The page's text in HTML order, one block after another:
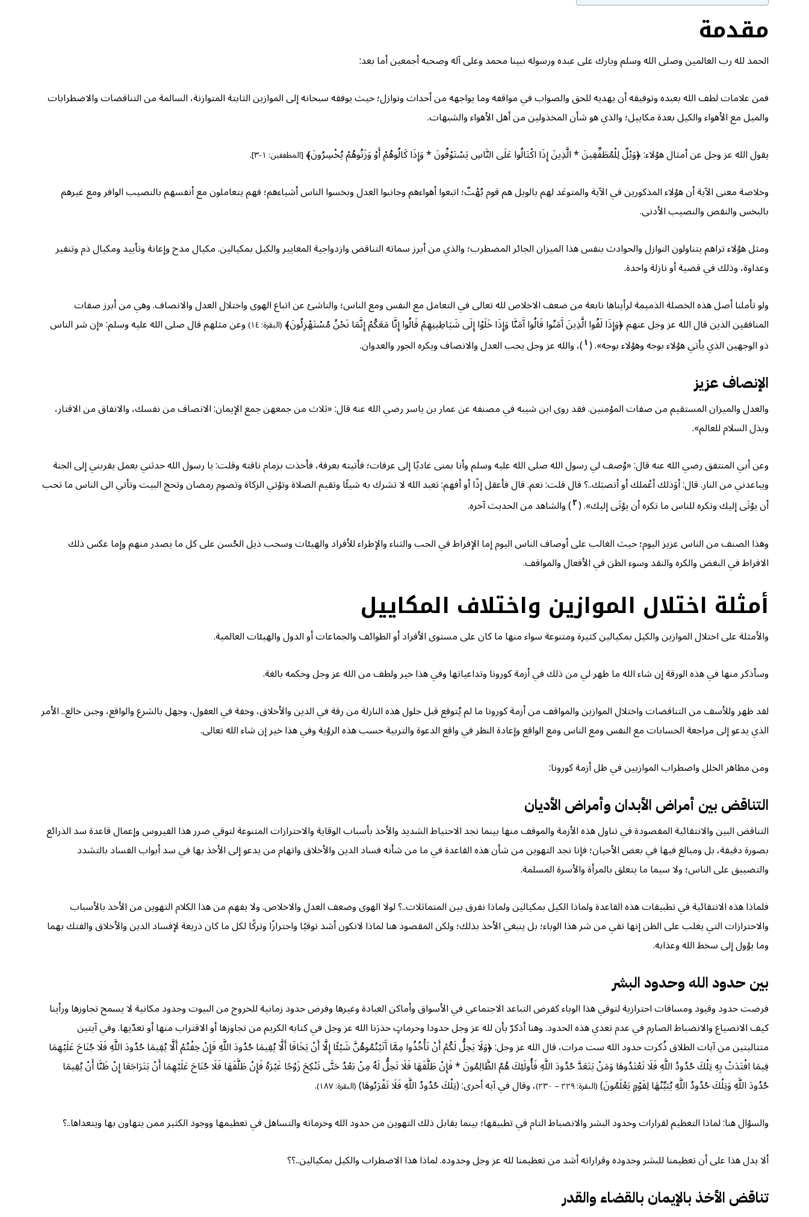
مقدمة
الحمد لله رب العالمين وصلى الله وسلم وبارك على عبده ورسوله نبينا محمد وعلى آله وصحبه أجمعين أما بعد:
فمن علامات لطف الله بعبده وتوفيقه أن يهديه للحق والصواب في مواقفه وما يواجهه من أحداث ونوازل؛ حيث يوفقه سبحانه إلى الموازين الثابتة المتوازنة، السالمة من التناقضات والاضطرابات
والميل مع الأهواء والكيل بعدة مكاييل؛ والذي هو شأن المخذولين من أهل الأهواء والشبهات.
يقول الله عز وجل عن أمثال هؤلاء: ﴿وَيْلٌ لِلْمُطَفِّفِينَ * الَّذِينَ إِذَا اكْتَالُوا عَلَى النَّاسِ يَسْتَوْفُونَ * وَإِذَا كَالُوهُمْ أَوْ وَزَنُوهُمْ يُخْسِرُونَ﴾[المطففين: ١-٣]
.
وخلاصة معنى الآية أن هؤلاء المذكورين في الآية والمتوعَد لهم بالويل هم قوم بُهْتٌ؛ اتبعوا أهواءهم وجانبوا العدل وبخسوا الناس أشياءهم؛ فهم يتعاملون مع أنفسهم بالنصيب الوافر ومع غيرهم
بالبخس والنقص والنصيب الأدنى.
ومثل هؤلاء تراهم يتناولون النوازل والحوادث بنفس هذا الميزان الجائر المضطرب؛ والذي من أبرز سماته التناقض وازدواجية المعايير والكيل بمكيالين. مكيال مدح وإعانة وتأييد ومكيال ذم وتنفير
وعداوة، وذلك في قضية أو نازلة واحدة.
ولو تأملنا أصل هذه الخصلة الذميمة لرأيناها نابعة من ضعف الاخلاص لله تعالى في التعامل مع النفس ومع الناس؛ والناشئ عن اتباع الهوى واختلال العدل والانصاف. وهي من أبرز صفات
المنافقين الذين قال الله عز وجل عنهم ﴿وَإِذَا لَقُوا الَّذِينَ آَمَنُوا قَالُوا آَمَنَّا وَإِذَا خَلَوْا إِلَى شَيَاطِينِهِمْ قَالُوا إِنَّا مَعَكُمْ إِنَّمَا نَحْنُ مُسْتَهْزِئُونَ﴾(البقرة: ١٤)
وعن مثلهم قال صلى الله عليه وسلم: «إن شر الناس
ذو الوجهين الذي يأتي هؤلاء بوجه وهؤلاء بوجه». (١)، والله عز وجل يحب العدل والانصاف ويكره الجور والعدوان.
الإنصاف عزيز
والعدل والميزان المستقيم من صفات المؤمنين. فقد روى ابن شيبه في مصنفه عن عمار بن ياسر رضي الله عنه قال: «ثلاث من جمعهن جمع الإيمان: الانصاف من نفسك، والانفاق من الاقتار،
وبذل السلام للعالم».
وعن أبي المنتفق رضي الله عنه قال: «وُصف لي رسول الله صلى الله عليه وسلم وأنا بمنى غاديًا إلى عرفات؛ فأتيته بعرفة، فأخذت بزمام ناقته وقلت: يا رسول الله حدثني بعمل يقربني إلى الجنة
ويباعدني من النار. قال: أوَذلك أعْملك أو أنصبَك..؟ قال قلت: نعم. قال فأعقل إذًا أو أفهم: تعبد الله لا تشرك به شيئًا وتقيم الصلاة وتؤتي الزكاة وتصوم رمضان وتحج البيت وتأتي الى الناس ما تحب
أن يؤتَى إليك وتكره للناس ما تكره أن يؤتَى إليك». (٢) والشاهد من الحديث آخره.
وهذا الصنف من الناس عزيز اليوم؛ حيث الغالب على أوصاف الناس اليوم إما الإفراط في الحب والثناء والإطراء للأفراد والهيئات وسحب ذيل الحُسن على كل ما يصدر منهم وإما عكس ذلك
الافراط في البغض والكره والنقد وسوء الظن في الأفعال والمواقف.
أمثلة اختلال الموازين واختلاف المكاييل
والأمثلة على اختلال الموازين والكيل بمكيالين كثيرة ومتنوعة سواء منها ما كان على مستوى الأفراد أو الطوائف والجماعات أو الدول والهيئات العالمية.
وسأذكر منها في هذه الورقة إن شاء الله ما ظهر لي من ذلك في أزمة كورونا وتداعياتها وفي هذا خير ولطف من الله عز وجل وحكمه بالغة.
لقد ظهر وللأسف من التناقضات واختلال الموازين والمواقف من أزمة كورونا ما لم يُتوقع قبل حلول هذه النازلة من رقة في الدين والأخلاق، وخفة في العقول، وجهل بالشرع والواقع، وجبن خالع.. الأمر
الذي يدعو إلى مراجعة الحسابات مع النفس ومع الناس ومع الواقع وإعادة النظر في واقع الدعوة والتربية حسب هذه الرؤية وفي هذا خير إن شاء الله تعالى.
ومن مظاهر الخلل واضطراب الموازيين في ظل أزمة كورونا:
التناقض بين أمراض الأبدان وأمراض الأديان
التناقض البين والانتقائية المقصودة في تناول هذه الأزمة والموقف منها بينما نجد الاحتياط الشديد والأخذ بأسباب الوقاية والاحترازات المتنوعة لتوقي ضرر هذا الفيروس وإعمال قاعدة سد الذرائع
بصورة دقيقة، بل ومبالغ فيها في بعض الأحيان؛ فإنا نجد التهوين من شأن هذه القاعدة في ما من شأنه فساد الدين والأخلاق واتهام من يدعو إلى الأخذ بها في سد أبواب الفساد بالتشدد
والتضييق على الناس؛ ولا سيما ما يتعلق بالمرأة والأسرة المسلمة.
فلماذا هذه الانتقائية في تطبيقات هذه القاعدة ولماذا الكيل بمكيالين ولماذا نفرق بين المتماثلات..؟ لولا الهوى وضعف العدل والاخلاص. ولا يفهم من هذا الكلام التهوين من الأخذ بالأسباب
والاحترازات التي يغلب على الظن إنها تقي من شر هذا الوباء؛ بل ينبغي الأخذ بذلك؛ ولكن المقصود هنا لماذا لانكون أشد توقيًا واحترازًا وتركًا لكل ما كان ذريعة لإفساد الدين والأخلاق والفتك بهما
وما يؤول إلى سخط الله وعذابه.
بين حدود الله وحدود البشر
فرضت حدود وقيود ومسافات احترازية لتوقي هذا الوباء كفرض التباعد الاجتماعي في الأسواق وأماكن العبادة وغيرها وفرض حدود زمانية للخروج من البيوت وحدود مكانية لا يسمح تجاوزها ورأينا
كيف الانصياع والانضباط الصارم في عدم تعدي هذه الحدود. وهنا أذكرّ بأن لله عز وجل حدودا وحرماتٍ حذرَنا الله عز وجل في كتابه الكريم من تجاوزها أو الاقتراب منها أو تعدّيها. وفي آيتين
متتاليتين من آيات الطلاق ذُكرت حدود الله ست مرات، قال الله عز وجل: ﴿وَلَا يَحِلُّ لَكُمْ أَنْ تَأْخُذُوا مِمَّا آَتَيْتُمُوهُنَّ شَيْئًا إِلَّا أَنْ يَخَافَا أَلَّا يُقِيمَا حُدُودَ اللَّهِ فَإِنْ خِفْتُمْ أَلَّا يُقِيمَا حُدُودَ اللَّهِ فَلَا جُنَاحَ عَلَيْهِمَا
فِيمَا افْتَدَتْ بِهِ تِلْكَ حُدُودُ اللَّهِ فَلَا تَعْتَدُوهَا وَمَنْ يَتَعَدَّ حُدُودَ اللَّهِ فَأُولَئِكَ هُمُ الظَّالِمُونَ * فَإِنْ طَلَّقَهَا فَلَا تَحِلُّ لَهُ مِنْ بَعْدُ حَتَّى تَنْكِحَ زَوْجًا غَيْرَهُ فَإِنْ طَلَّقَهَا فَلَا جُنَاحَ عَلَيْهِمَا أَنْ يَتَرَاجَعَا إِنْ ظَنَّا أَنْ يُقِيمَا
حُدُودَ اللَّهِ وَتِلْكَ حُدُودُ اللَّهِ يُبَيِّنُهَا لِقَوْمٍ يَعْلَمُونَ)(البقرة: ٢٢٩ – ٢٣٠) ، وقال في آيه أخرى: (تِلْكَ حُدُودُ اللَّهِ فَلَا تَقْرَبُوهَا)(البقرة: ١٨٧)
.
والسؤال هنا: لماذا التعظيم لقرارات وحدود البشر والانضباط التام في تطبيقها؛ بينما يقابل ذلك التهوين من حدود الله وحرماته والتساهل في تعظيمها ووجود الكثير ممن يتهاون بها ويتعداها..؟
ألا يدل هذا على أن تعظيمنا للبشر وحدوده وقراراته أشد من تعظيمنا لله عز وجل وحدوده. لماذا هذا الاضطراب والكيل بمكيالين..؟؟
تناقض الأخذ بالإيمان بالقضاء والقدر